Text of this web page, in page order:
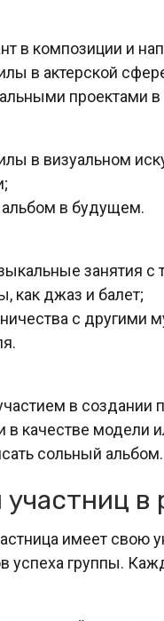
в композиции и
в актерской
проектами в
в визуальном
в будущем.
занятия с
как джаз и балет;
с другими
в создании
качестве модели
сольный альбом.
в
имеет свою
успеха группы.